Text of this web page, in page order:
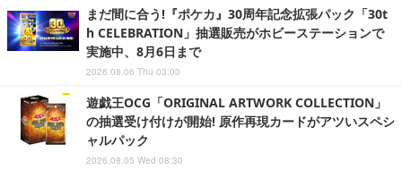
まだ間に合う!『ポケカ』30周年記念拡張パック「30t
h CELEBRATION」抽選販売がホビーステーションで
実施中、8月6日まで
2026.08.06 Thu 03:00
遊戯王OCG「ORIGINAL ARTWORK COLLECTION」
の抽選受け付けが開始! 原作再現カードがアツいスペシ
ャルパック
2026.08.05 Wed 08:30